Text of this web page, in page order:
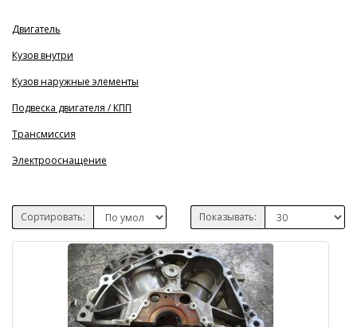
Двигатель
Кузов внутри
Кузов наружные элементы
Подвеска двигателя / КПП
Трансмиссия
Электрооснащение
Сортировать: Показывать: